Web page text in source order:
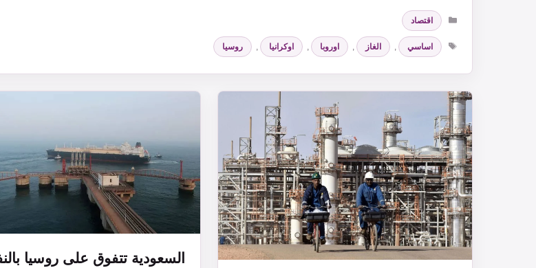
التصنيفات
اقتصاد
الوسوم
اساسي الغاز اوروبا اوكرانيا روسيا
السعودية تتفوق على روسيا